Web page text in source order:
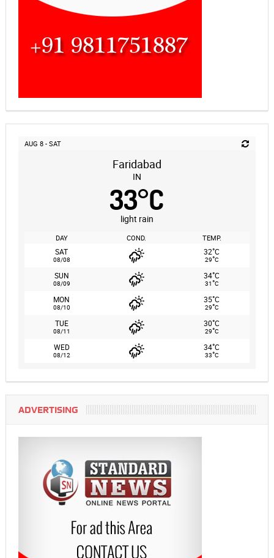
AUG 8 - SAT
Faridabad
IN
33°C
light rain
DAY COND. TEMP.
SAT
08/08
32°C
29°C
SUN
08/09
34°C
31°C
MON
08/10
35°C
29°C
TUE
08/11
30°C
29°C
WED
08/12
34°C
33°C
ADVERTISING